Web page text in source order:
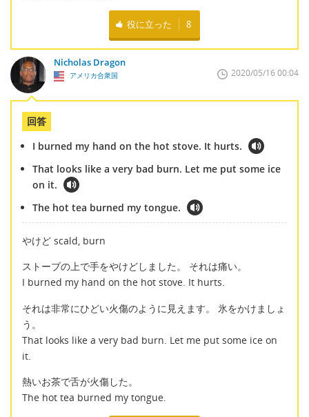
役に立った 8
Nicholas Dragon
アメリカ合衆国 2020/05/16 00:04
回答
I burned my hand on the hot stove. It hurts.
That looks like a very bad burn. Let me put some ice
on it.
The hot tea burned my tongue.
やけど scald, burn
ストーブの上で手をやけどしました。 それは痛い。
I burned my hand on the hot stove. It hurts.
それは非常にひどい火傷のように見えます。 氷をかけましょ
う。
That looks like a very bad burn. Let me put some ice on
it.
熱いお茶で舌が火傷した。
The hot tea burned my tongue.